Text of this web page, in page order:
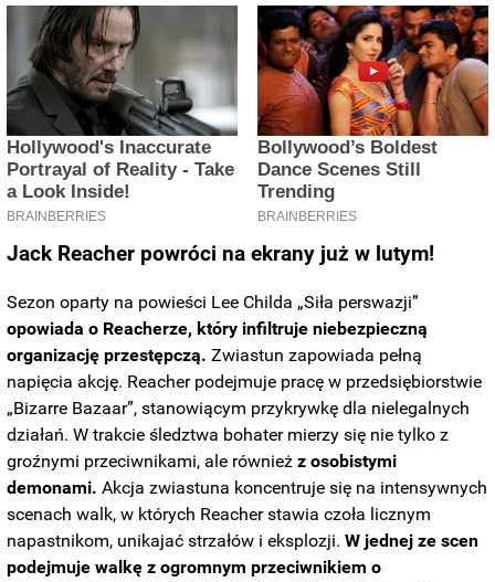
Jack Reacher powróci na ekrany już w lutym!
Sezon oparty na powieści Lee Childa „Siła perswazji”
opowiada o Reacherze, który infiltruje niebezpieczną
organizację przestępczą. Zwiastun zapowiada pełną
napięcia akcję. Reacher podejmuje pracę w przedsiębiorstwie
„Bizarre Bazaar”, stanowiącym przykrywkę dla nielegalnych
działań. W trakcie śledztwa bohater mierzy się nie tylko z
groźnymi przeciwnikami, ale równieżz osobistymi
demonami. Akcja zwiastuna koncentruje się na intensywnych
scenach walk, w których Reacher stawia czoła licznym
napastnikom, unikajać strzałów i eksplozji.W jednej ze scen
podejmuje walkę z ogromnym przeciwnikiem o